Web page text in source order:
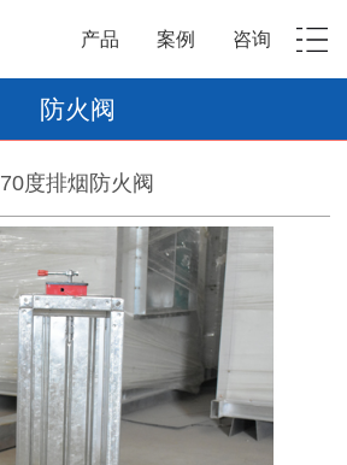
产品 案例 咨询
防火阀
70度排烟防火阀